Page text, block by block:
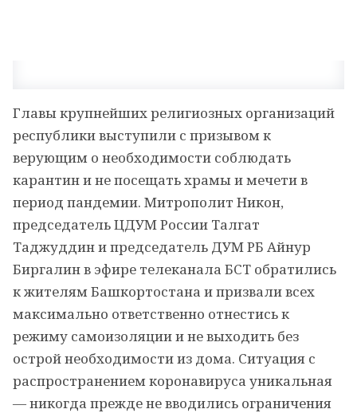
Главы крупнейших религиозных организаций
республики выступили с призывом к
верующим о необходимости соблюдать
карантин и не посещать храмы и мечети в
период пандемии. Митрополит Никон,
председатель ЦДУМ России Талгат
Таджуддин и председатель ДУМ РБ Айнур
Биргалин в эфире телеканала БСТ обратились
к жителям Башкортостана и призвали всех
максимально ответственно отнестись к
режиму самоизоляции и не выходить без
острой необходимости из дома. Ситуация с
распространением коронавируса уникальная
— никогда прежде не вводились ограничения